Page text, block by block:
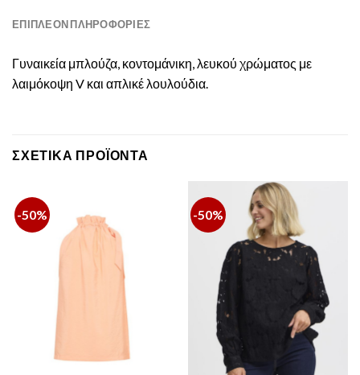
ΕΠΙΠΛΈΟΝ ΠΛΗΡΟΦΟΡΊΕΣ
Γυναικεία μπλούζα, κοντομάνικη, λευκού χρώματος με
λαιμόκοψη V και απλικέ λουλούδια.
ΣΧΕΤΙΚΆ ΠΡΟΪΌΝΤΑ
-50% -50%